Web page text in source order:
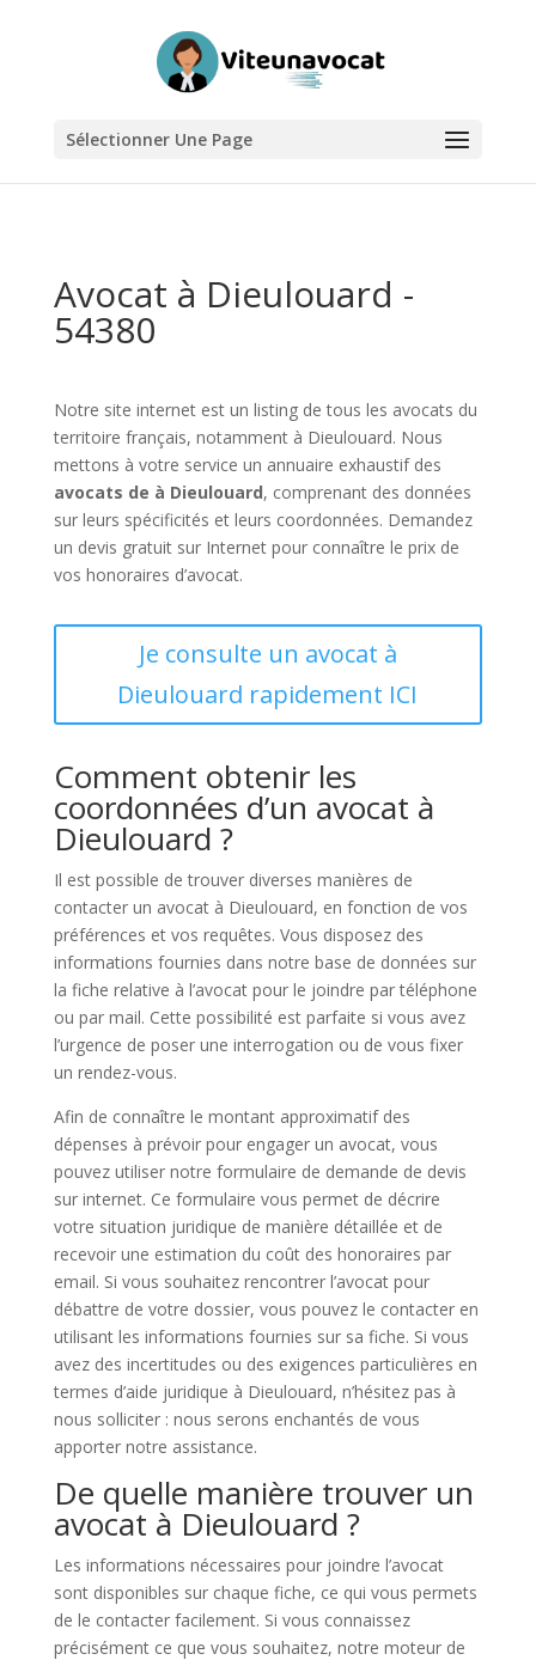
Sélectionner Une Page
Avocat à Dieulouard -
54380
Notre site internet est un listing de tous les avocats du
territoire français, notamment à Dieulouard. Nous
mettons à votre service un annuaire exhaustif des
avocats de à Dieulouard, comprenant des données
sur leurs spécificités et leurs coordonnées. Demandez
un devis gratuit sur Internet pour connaître le prix de
vos honoraires d’avocat.
Je consulte un avocat à
Dieulouard rapidement ICI
Comment obtenir les
coordonnées d’un avocat à
Dieulouard ?
Il est possible de trouver diverses manières de
contacter un avocat à Dieulouard, en fonction de vos
préférences et vos requêtes. Vous disposez des
informations fournies dans notre base de données sur
la fiche relative à l’avocat pour le joindre par téléphone
ou par mail. Cette possibilité est parfaite si vous avez
l’urgence de poser une interrogation ou de vous fixer
un rendez-vous.
Afin de connaître le montant approximatif des
dépenses à prévoir pour engager un avocat, vous
pouvez utiliser notre formulaire de demande de devis
sur internet. Ce formulaire vous permet de décrire
votre situation juridique de manière détaillée et de
recevoir une estimation du coût des honoraires par
email. Si vous souhaitez rencontrer l’avocat pour
débattre de votre dossier, vous pouvez le contacter en
utilisant les informations fournies sur sa fiche. Si vous
avez des incertitudes ou des exigences particulières en
termes d’aide juridique à Dieulouard, n’hésitez pas à
nous solliciter : nous serons enchantés de vous
apporter notre assistance.
De quelle manière trouver un
avocat à Dieulouard ?
Les informations nécessaires pour joindre l’avocat
sont disponibles sur chaque fiche, ce qui vous permets
de le contacter facilement. Si vous connaissez
précisément ce que vous souhaitez, notre moteur de